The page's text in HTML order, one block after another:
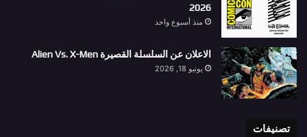
2026
منذ أسبوع واحد
الاعلان عن السلسلة القصيرة Alien Vs. X-Men
يونيو 18, 2026
تصنيفات